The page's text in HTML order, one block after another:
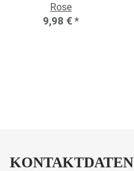
Rose
9,98 € *
KONTAKTDATEN